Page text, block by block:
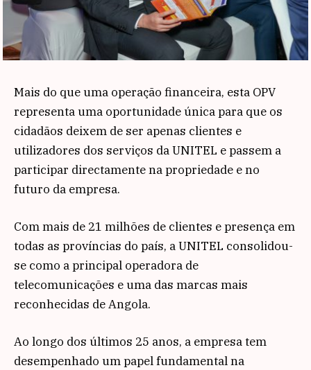
Mais do que uma operação financeira, esta OPV
representa uma oportunidade única para que os
cidadãos deixem de ser apenas clientes e
utilizadores dos serviços da UNITEL e passem a
participar directamente na propriedade e no
futuro da empresa.
Com mais de 21 milhões de clientes e presença em
todas as províncias do país, a UNITEL consolidou-
se como a principal operadora de
telecomunicações e uma das marcas mais
reconhecidas de Angola.
Ao longo dos últimos 25 anos, a empresa tem
desempenhado um papel fundamental na